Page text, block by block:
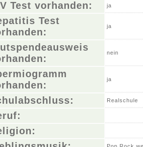
Test vorhanden: ja
Test
ja
nein
ja
Realschule